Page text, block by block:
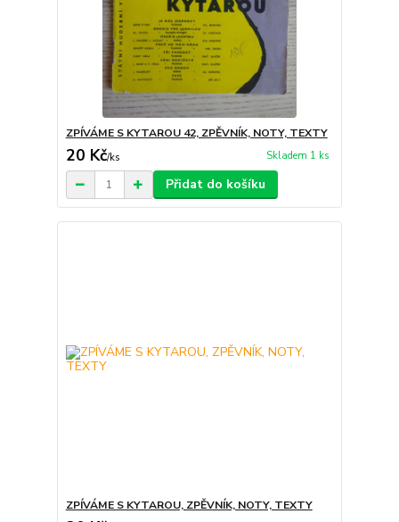
ZPÍVÁME S KYTAROU 42, ZPĚVNÍK, NOTY, TEXTY
20 Kč/ks Skladem 1 ks
Přidat do košíku
ZPÍVÁME S KYTAROU, ZPĚVNÍK, NOTY, TEXTY